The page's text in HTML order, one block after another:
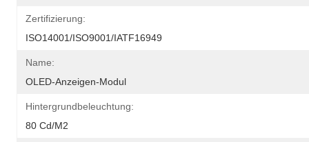
Zertifizierung:
ISO14001/ISO9001/IATF16949
Name:
OLED-Anzeigen-Modul
Hintergrundbeleuchtung:
80 Cd/m2